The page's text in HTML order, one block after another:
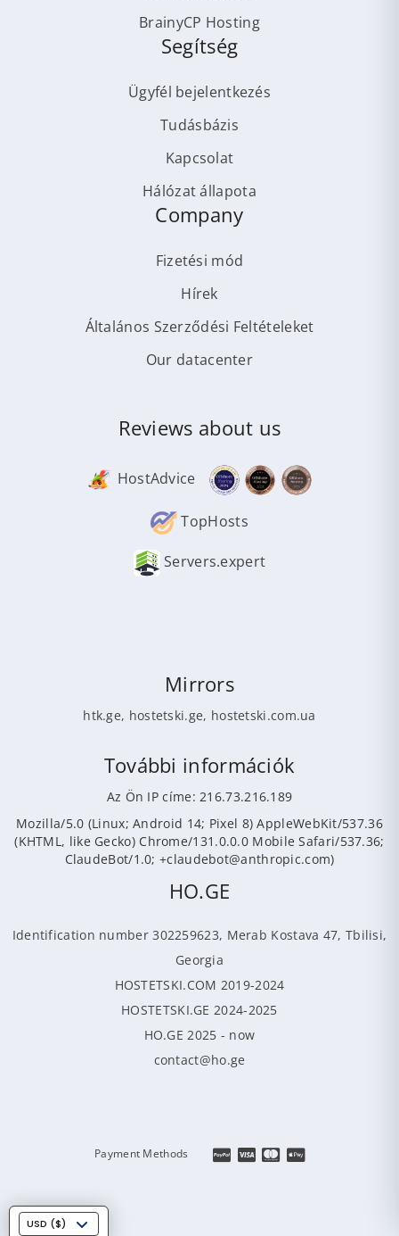
BrainyCP Hosting
Segítség
Ügyfél bejelentkezés
Tudásbázis
Kapcsolat
Hálózat állapota
Company
Fizetési mód
Hírek
Általános Szerződési Feltételeket
Our datacenter
Reviews about us
HostAdvice
TopHosts
Servers.expert
Mirrors
htk.ge, hostetski.ge, hostetski.com.ua
További információk
Az Ön IP címe: 216.73.216.189
Mozilla/5.0 (Linux; Android 14; Pixel 8) AppleWebKit/537.36
(KHTML, like Gecko) Chrome/131.0.0.0 Mobile Safari/537.36;
ClaudeBot/1.0; +claudebot@anthropic.com)
HO.GE
Identification number 302259623, Merab Kostava 47, Tbilisi,
Georgia
HOSTETSKI.COM 2019-2024
HOSTETSKI.GE 2024-2025
HO.GE 2025 - now
contact@ho.ge
Payment Methods